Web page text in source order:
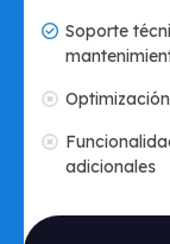
Soporte
adicionales